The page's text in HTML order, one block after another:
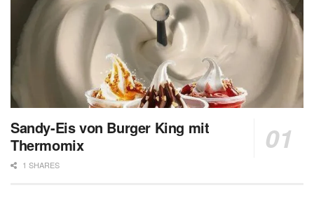
Sandy-Eis von Burger King mit
Thermomix
1 SHARES